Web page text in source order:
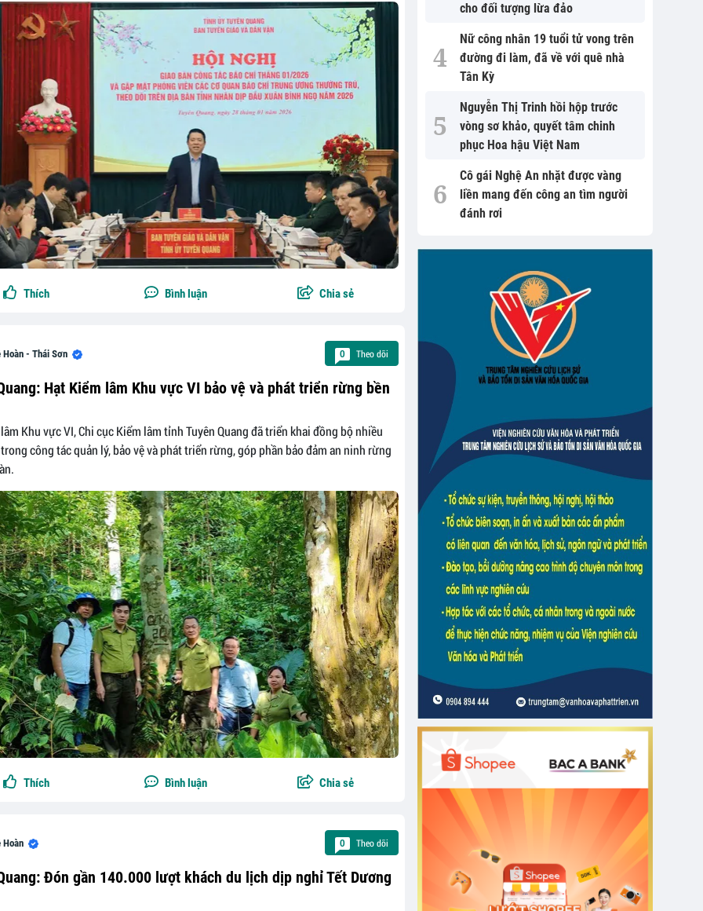
Thích Bình luận Chia sẻ
Hoàn - Thái Sơn 0 Theo dõi
Hạt Kiểm lâm Khu vực VI bảo vệ và phát triển rừng bền
Khu vực VI, Chi cục Kiểm lâm tỉnh Tuyên Quang đã triển khai đồng bộ nhiều
công tác quản lý, bảo vệ và phát triển rừng, góp phần bảo đảm an ninh rừng
Thích Bình luận Chia sẻ
Hoàn 0 Theo dõi
Đón gần 140.000 lượt khách du lịch dịp nghỉ Tết Dương
cho đối tượng lừa đảo
Nữ công nhân 19 tuổi tử vong trên
đường đi làm, đã về với quê nhà
Tân Kỳ
Nguyễn Thị Trinh hồi hộp trước
vòng sơ khảo, quyết tâm chinh
phục Hoa hậu Việt Nam
Cô gái Nghệ An nhặt được vàng
liền mang đến công an tìm người
đánh rơi